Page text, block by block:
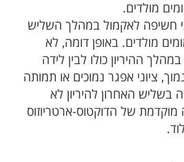
מולדים.
חשיפה לאקמול במהלך השליש
מולדים. באופן דומה, לא
ההיריון כולו לבין לידה
ציוני אפגר נמוכים או תמותה
האחרון להיריון לא
של הדוקטוס-ארטריוזוס